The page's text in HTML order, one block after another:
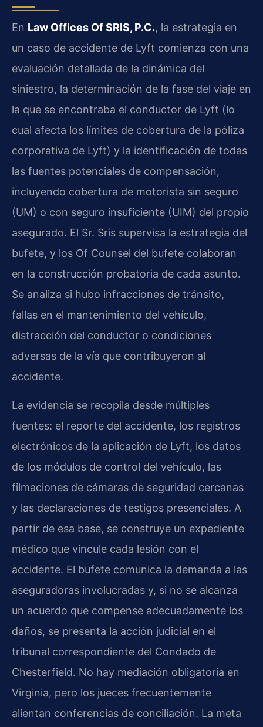
En Law Offices Of SRIS, P.C., la estrategia en
un caso de accidente de Lyft comienza con una
evaluación detallada de la dinámica del
siniestro, la determinación de la fase del viaje en
la que se encontraba el conductor de Lyft (lo
cual afecta los límites de cobertura de la póliza
corporativa de Lyft) y la identificación de todas
las fuentes potenciales de compensación,
incluyendo cobertura de motorista sin seguro
(UM) o con seguro insuficiente (UIM) del propio
asegurado. El Sr. Sris supervisa la estrategia del
bufete, y los Of Counsel del bufete colaboran
en la construcción probatoria de cada asunto.
Se analiza si hubo infracciones de tránsito,
fallas en el mantenimiento del vehículo,
distracción del conductor o condiciones
adversas de la vía que contribuyeron al
accidente.
La evidencia se recopila desde múltiples
fuentes: el reporte del accidente, los registros
electrónicos de la aplicación de Lyft, los datos
de los módulos de control del vehículo, las
filmaciones de cámaras de seguridad cercanas
y las declaraciones de testigos presenciales. A
partir de esa base, se construye un expediente
médico que vincule cada lesión con el
accidente. El bufete comunica la demanda a las
aseguradoras involucradas y, si no se alcanza
un acuerdo que compense adecuadamente los
daños, se presenta la acción judicial en el
tribunal correspondiente del Condado de
Chesterfield. No hay mediación obligatoria en
Virginia, pero los jueces frecuentemente
alientan conferencias de conciliación. La meta